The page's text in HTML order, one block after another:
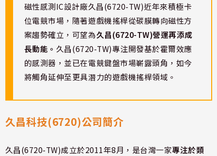
磁性感測IC設計廠久昌(6720-TW)近年來積極卡
位電競市場，隨著遊戲機搖桿從碳膜轉向磁性方
案趨勢確立，可望為久昌(6720-TW)營運再添成
長動能。 久昌(6720-TW)專注開發基於霍爾效應
的感測器，並已在電競鍵盤市場嶄露頭角，如今
將觸角延伸至更具潛力的遊戲機搖桿領域。
久昌科技(6720)公司簡介
久昌(6720-TW)成立於2011年8月，是台灣一家專注於類